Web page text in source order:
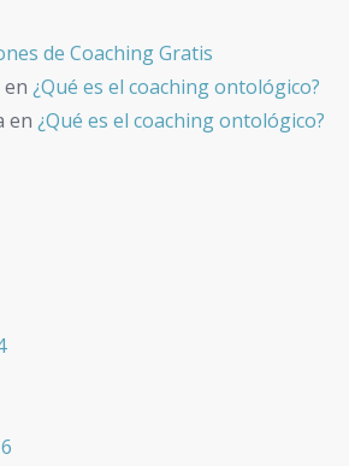
de Coaching Gratis
en ¿Qué es el coaching ontológico?
en ¿Qué es el coaching ontológico?